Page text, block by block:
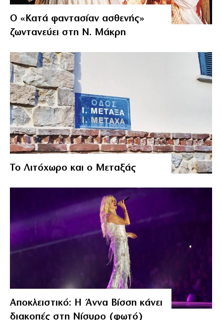
Ο «Κατά φαντασίαν ασθενής»
ζωντανεύει στη Ν. Μάκρη
Το Λιτόχωρο και ο Μεταξάς
Αποκλειστικό: Η Άννα Βίσση κάνει
διακοπές στη Νίσυρο (φωτό)